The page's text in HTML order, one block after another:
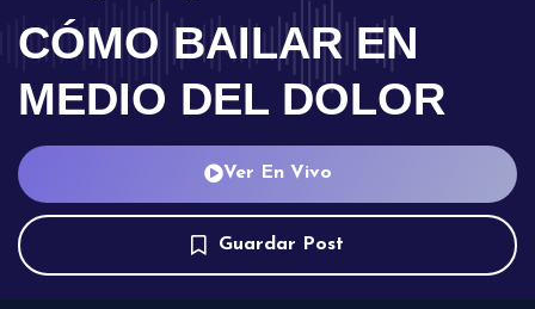
CÓMO BAILAR EN
MEDIO DEL DOLOR
Ver En Vivo
Guardar Post